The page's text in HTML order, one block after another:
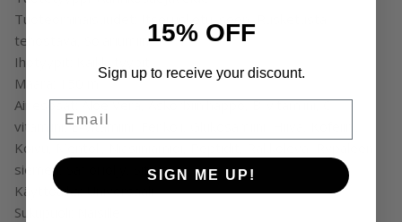
Tuoteominaisuudet: Itserusketukseen, Rusketusta
tehostava, Solariumiin
Ihotyypit: Kaikki tyypit
Määrä: 150 ml
Ainesosat: Aloe Vera, Askorbiinihappo, B-vitamiini, C-
vitamiini, E-vitamiini, Fenkoli, Glukosamiini, Hiiva, Kofeiini,
Koivu, Mentoli, Niasiiniamidi, Peptidit, Rakkolevä, Rypäleen
siemen, Safloriöljy, Sitrus
Käyttöaika: Universaali
Sukupuoli: Naisille
15% OFF
Sign up to receive your discount.
SIGN ME UP!